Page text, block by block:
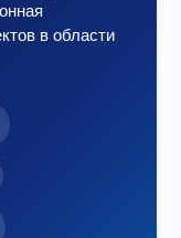
в области